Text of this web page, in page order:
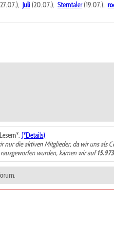
Juli (20.07.), Sterntaler (19.07.),
Lesern*. (*Details)
nur die aktiven Mitglieder, da wir uns
wurden, kämen wir auf